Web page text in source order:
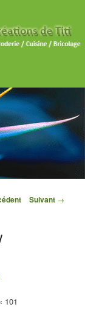
des articles
Suivant →
101